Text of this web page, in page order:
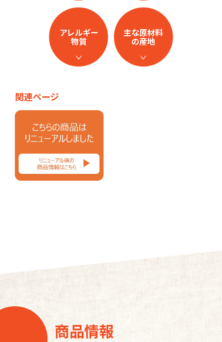
アレルギー
物質
主な原材料
の産地
関連ページ
商品情報